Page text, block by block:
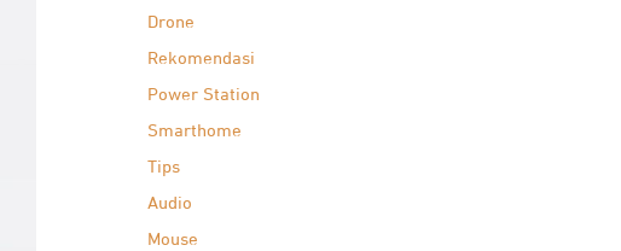
Drone
Rekomendasi
Power Station
Smarthome
Tips
Audio
Mouse